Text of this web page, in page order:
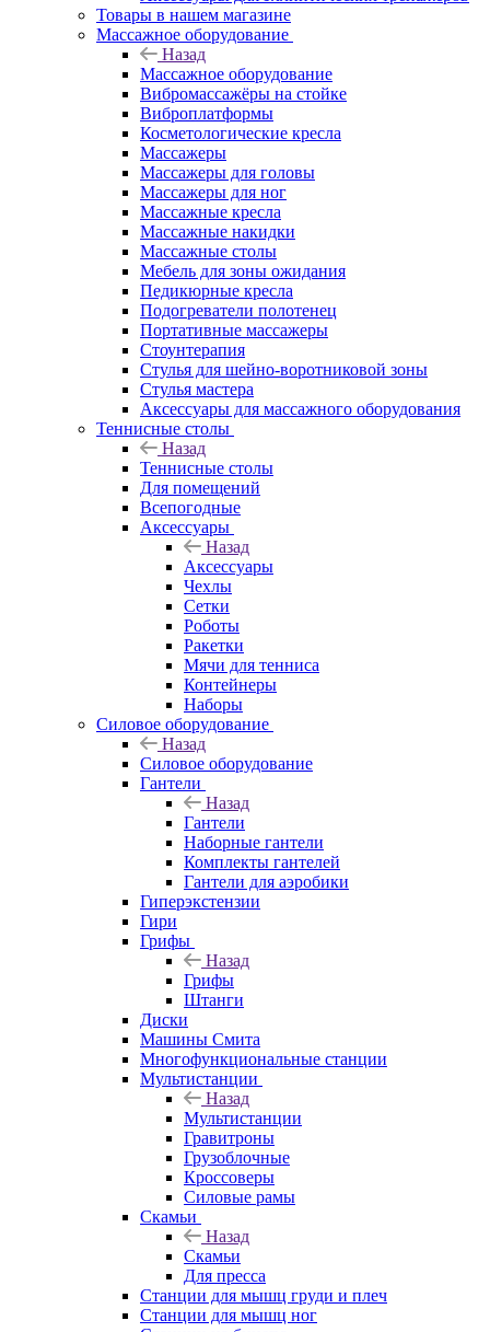
Товары в нашем магазине
Массажное оборудование
Назад
Массажное оборудование
Вибромассажёры на стойке
Виброплатформы
Косметологические кресла
Массажеры
Массажеры для головы
Массажеры для ног
Массажные кресла
Массажные накидки
Массажные столы
Мебель для зоны ожидания
Педикюрные кресла
Подогреватели полотенец
Портативные массажеры
Стоунтерапия
Стулья для шейно-воротниковой зоны
Стулья мастера
Аксессуары для массажного оборудования
Теннисные столы
Назад
Теннисные столы
Для помещений
Всепогодные
Аксессуары
Назад
Аксессуары
Чехлы
Сетки
Роботы
Ракетки
Мячи для тенниса
Контейнеры
Наборы
Силовое оборудование
Назад
Силовое оборудование
Гантели
Назад
Гантели
Наборные гантели
Комплекты гантелей
Гантели для аэробики
Гиперэкстензии
Гири
Грифы
Назад
Грифы
Штанги
Диски
Машины Смита
Многофункциональные станции
Мультистанции
Назад
Мультистанции
Гравитроны
Грузоблочные
Кроссоверы
Силовые рамы
Скамьи
Назад
Скамьи
Для пресса
Станции для мышц груди и плеч
Станции для мышц ног